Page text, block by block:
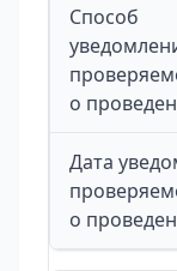
Способ
о
Дата
о